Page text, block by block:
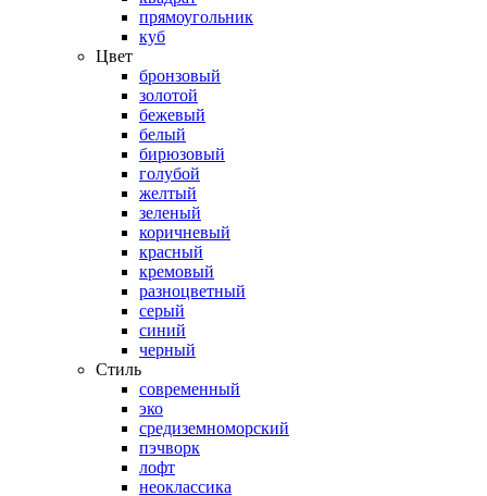
прямоугольник
куб
Цвет
бронзовый
золотой
бежевый
белый
бирюзовый
голубой
желтый
зеленый
коричневый
красный
кремовый
разноцветный
серый
синий
черный
Стиль
современный
эко
средиземноморский
пэчворк
лофт
неоклассика